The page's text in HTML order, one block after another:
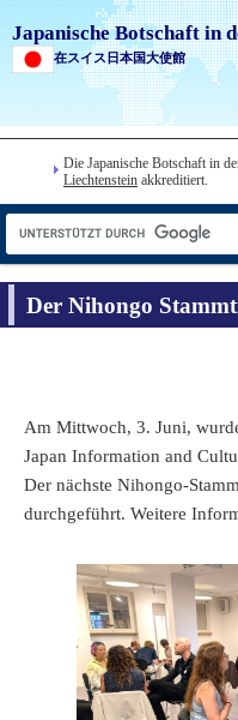
Japanische Botschaft in
在スイス日本国大使館
Die Japanische Botschaft in
Liechtenstein akkreditiert.
Der Nihongo
Am Mittwoch, 3. Juni,
Japan Information and
Der nächste Nihongo-
durchgeführt. Weitere